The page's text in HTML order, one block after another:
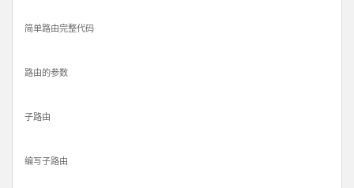
简单路由完整代码
路由的参数
子路由
编写子路由